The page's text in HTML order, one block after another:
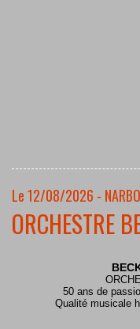
Le 12/08/2026 -
ORCHESTRE
50 ans de
Qualité musicale